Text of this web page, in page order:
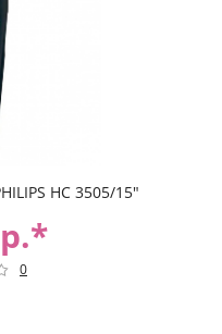
HC 3505/15"
0